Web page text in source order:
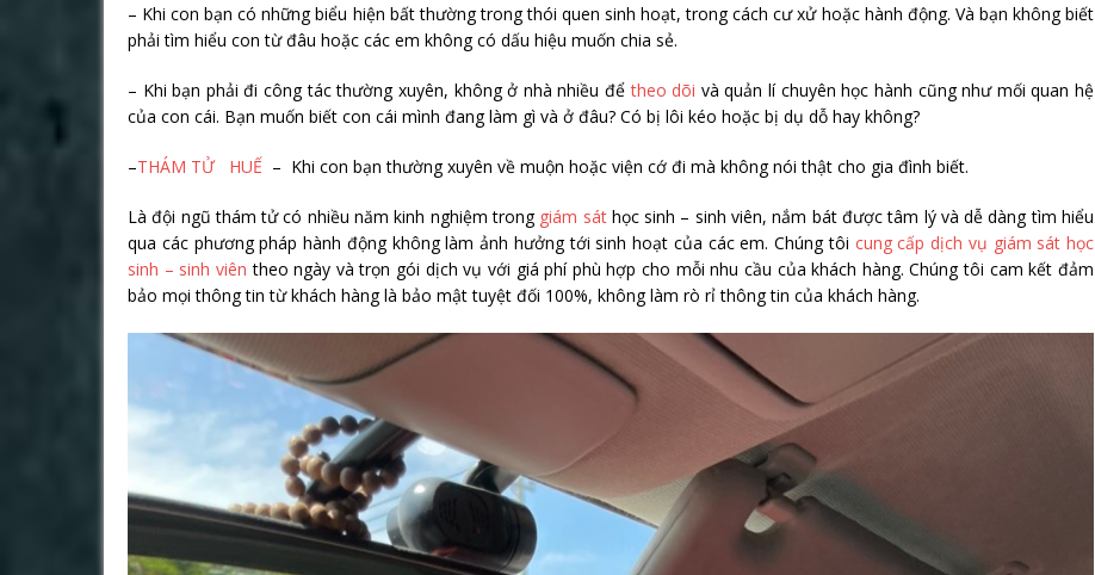
– Khi con bạn có những biểu hiện bất thường trong thói quen sinh hoạt, trong cách cư xử hoặc hành động. Và bạn không biết
phải tìm hiểu con từ đâu hoặc các em không có dấu hiệu muốn chia sẻ.
– Khi bạn phải đi công tác thường xuyên, không ở nhà nhiều đểtheo dõi và quản lí chuyên học hành cũng như mối quan hệ
của con cái. Bạn muốn biết con cái mình đang làm gì và ở đâu? Có bị lôi kéo hoặc bị dụ dỗ hay không?
–THÁM TỬ HUẾ – Khi con bạn thường xuyên về muộn hoặc viện cớ đi mà không nói thật cho gia đình biết.
Là đội ngũ thám tử có nhiều năm kinh nghiệm trong giám sáthọc sinh – sinh viên, nắm bát được tâm lý và dễ dàng tìm hiểu
qua các phương pháp hành động không làm ảnh hưởng tới sinh hoạt của các em. Chúng tôi cung cấp dịch vụ giám sát học
sinh – sinh viên theo ngày và trọn gói dịch vụ với giá phí phù hợp cho mỗi nhu cầu của khách hàng. Chúng tôi cam kết đảm
bảo mọi thông tin từ khách hàng là bảo mật tuyệt đối 100%, không làm rò rỉ thông tin của khách hàng.